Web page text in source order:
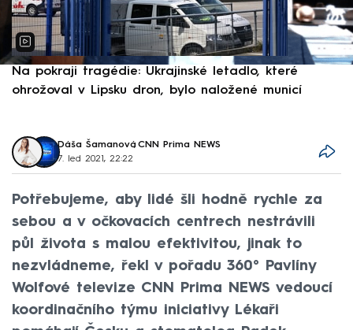
Na pokraji tragédie: Ukrajinské letadlo, které
ohrožoval v Lipsku dron, bylo naložené municí
Dáša Šamanová, CNN Prima NEWS
7. led 2021, 22:22
Potřebujeme, aby lidé šli hodně rychle za
sebou a v očkovacích centrech nestrávili
půl života s malou efektivitou, jinak to
nezvládneme, řekl v pořadu 360° Pavlíny
Wolfové televize CNN Prima NEWS vedoucí
koordinačního týmu iniciativy Lékaři